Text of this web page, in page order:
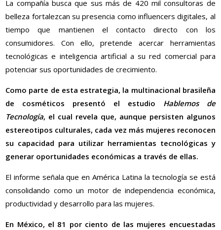
La compañía busca que sus más de 420 mil consultoras de
belleza fortalezcan su presencia como influencers digitales, al
tiempo que mantienen el contacto directo con los
consumidores. Con ello, pretende acercar herramientas
tecnológicas e inteligencia artificial a su red comercial para
potenciar sus oportunidades de crecimiento.
Como parte de esta estrategia, la multinacional brasileña
de cosméticos presentó el estudio Hablemos de
Tecnología, el cual revela que, aunque persisten algunos
estereotipos culturales, cada vez más mujeres reconocen
su capacidad para utilizar herramientas tecnológicas y
generar oportunidades económicas a través de ellas.
El informe señala que en América Latina la tecnología se está
consolidando como un motor de independencia económica,
productividad y desarrollo para las mujeres.
En México, el 81 por ciento de las mujeres encuestadas